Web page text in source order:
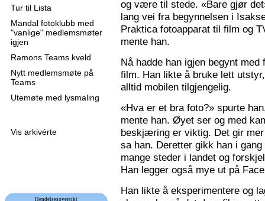
Tur til Lista
Mandal fotoklubb med
"vanlige" medlemsmøter
igjen
Ramons Teams kveld
Nytt medlemsmøte på
Teams
Utemøte med lysmaling
Vis arkivérte
Hendelsesoversikt
og være til stede. «Bare gjør
lang vei fra begynnelsen i
Praktica fotoapparat til film og
mente han.
Nå hadde han igjen begynt
film. Han likte å bruke lett
alltid mobilen tilgjengelig.
«Hva er et bra foto?» spurte
mente han. Øyet ser og med
beskjæring er viktig. Det gir
sa han. Deretter gikk han i
mange steder i landet og
Han legger også mye ut på
Han likte å eksperimentere og